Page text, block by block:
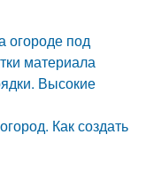
огороде под
материала
Высокие
Как создать